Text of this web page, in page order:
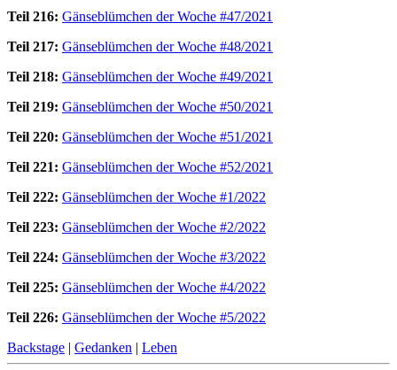
Teil 216: Gänseblümchen der Woche #47/2021
Teil 217: Gänseblümchen der Woche #48/2021
Teil 218: Gänseblümchen der Woche #49/2021
Teil 219: Gänseblümchen der Woche #50/2021
Teil 220: Gänseblümchen der Woche #51/2021
Teil 221: Gänseblümchen der Woche #52/2021
Teil 222: Gänseblümchen der Woche #1/2022
Teil 223: Gänseblümchen der Woche #2/2022
Teil 224: Gänseblümchen der Woche #3/2022
Teil 225: Gänseblümchen der Woche #4/2022
Teil 226: Gänseblümchen der Woche #5/2022
Backstage | Gedanken | Leben